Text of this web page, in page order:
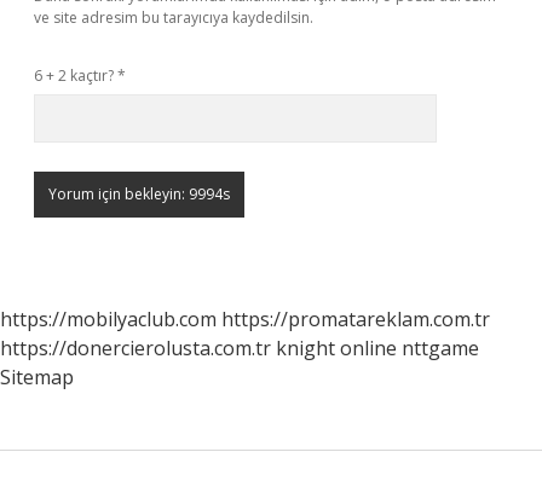
ve site adresim bu tarayıcıya kaydedilsin.
6 + 2 kaçtır?*
https://mobilyaclub.com https://promatareklam.com.tr
https://donercierolusta.com.tr knight online nttgame
Sitemap